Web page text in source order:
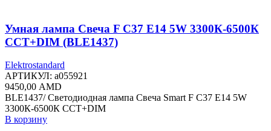
Умная лампа Свеча F C37 Е14 5W 3300К-6500К
CCT+DIM (BLE1437)
Elektrostandard
АРТИКУЛ: a055921
9450,00 AMD
BLE1437/ Светодиодная лампа Свеча Smart F C37 Е14 5W
3300К-6500К CCT+DIM
В корзину